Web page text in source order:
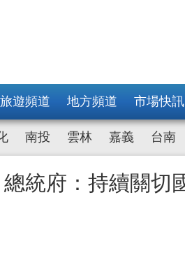
旅遊頻道 地方頻道 市場快訊
南投 雲林 嘉義 台南
統府：持續關切